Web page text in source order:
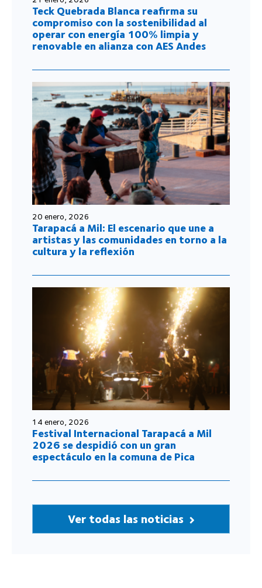
Teck Quebrada Blanca reafirma su
compromiso con la sostenibilidad al
operar con energía 100% limpia y
renovable en alianza con AES Andes
20 enero, 2026
Tarapacá a Mil: El escenario que une a
artistas y las comunidades en torno a la
cultura y la reflexión
14 enero, 2026
Festival Internacional Tarapacá a Mil
2026 se despidió con un gran
espectáculo en la comuna de Pica
Ver todas las noticias